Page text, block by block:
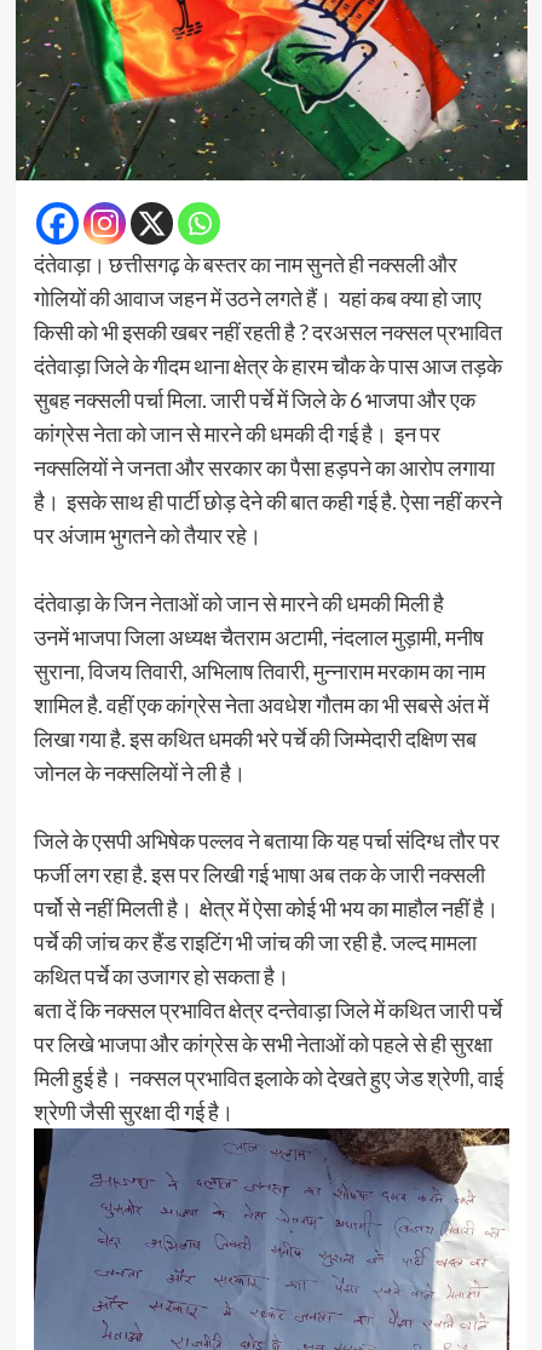
दंतेवाड़ा। छत्तीसगढ़ के बस्तर का नाम सुनते ही नक्सली और
गोलियों की आवाज जहन में उठने लगते हैं। यहां कब क्या हो जाए
किसी को भी इसकी खबर नहीं रहती है ? दरअसल नक्सल प्रभावित
दंतेवाड़ा जिले के गीदम थाना क्षेत्र के हारम चौक के पास आज तड़के
सुबह नक्सली पर्चा मिला. जारी पर्चे में जिले के 6 भाजपा और एक
कांग्रेस नेता को जान से मारने की धमकी दी गई है। इन पर
नक्सलियों ने जनता और सरकार का पैसा हड़पने का आरोप लगाया
है। इसके साथ ही पार्टी छोड़ देने की बात कही गई है. ऐसा नहीं करने
पर अंजाम भुगतने को तैयार रहे।
दंतेवाड़ा के जिन नेताओं को जान से मारने की धमकी मिली है
उनमें भाजपा जिला अध्यक्ष चैतराम अटामी, नंदलाल मुड़ामी, मनीष
सुराना, विजय तिवारी, अभिलाष तिवारी, मुन्नाराम मरकाम का नाम
शामिल है. वहीं एक कांग्रेस नेता अवधेश गौतम का भी सबसे अंत में
लिखा गया है. इस कथित धमकी भरे पर्चे की जिम्मेदारी दक्षिण सब
जोनल के नक्सलियों ने ली है।
जिले के एसपी अभिषेक पल्लव ने बताया कि यह पर्चा संदिग्ध तौर पर
फर्जी लग रहा है. इस पर लिखी गई भाषा अब तक के जारी नक्सली
पर्चो से नहीं मिलती है। क्षेत्र में ऐसा कोई भी भय का माहौल नहीं है।
पर्चे की जांच कर हैंड राइटिंग भी जांच की जा रही है. जल्द मामला
कथित पर्चे का उजागर हो सकता है।
बता दें कि नक्सल प्रभावित क्षेत्र दन्तेवाड़ा जिले में कथित जारी पर्चे
पर लिखे भाजपा और कांग्रेस के सभी नेताओं को पहले से ही सुरक्षा
मिली हुई है। नक्सल प्रभावित इलाके को देखते हुए जेड श्रेणी, वाई
श्रेणी जैसी सुरक्षा दी गई है।